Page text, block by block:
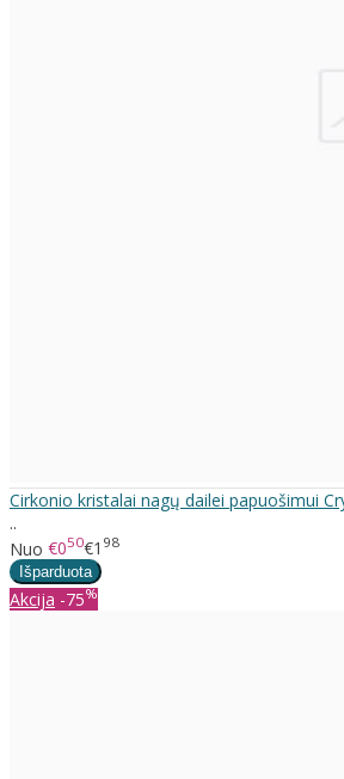
Cirkonio kristalai nagų dailei papuošimui
..
Nuo €050€1 98
Akcija -75%